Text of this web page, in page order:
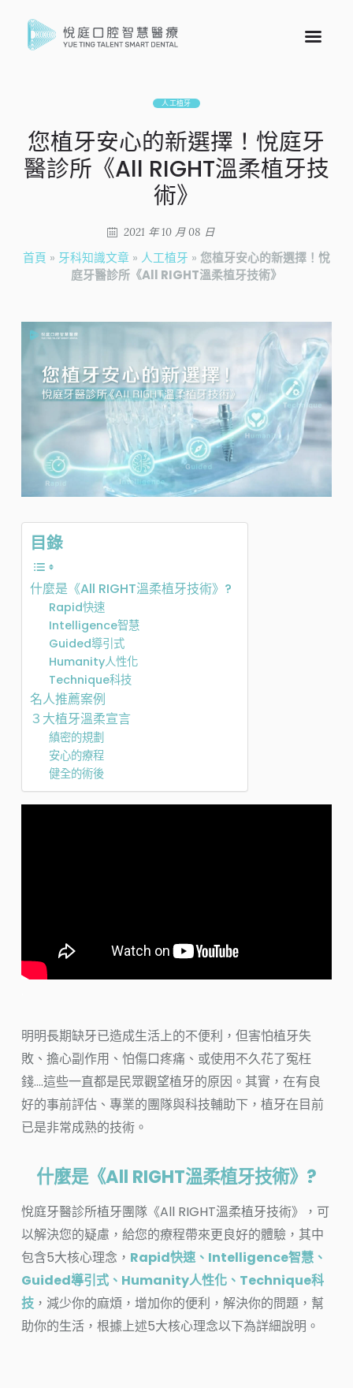
人工植牙
您植牙安心的新選擇！悅庭牙
醫診所《All RIGHT溫柔植牙技
術》
2021 年 10 月 08 日
首頁 » 牙科知識文章 » 人工植牙 » 您植牙安心的新選擇！悅
庭牙醫診所《All RIGHT溫柔植牙技術》
目錄
什麼是《All RIGHT溫柔植牙技術》?
Rapid快速
Intelligence智慧
Guided導引式
Humanity人性化
Technique科技
名人推薦案例
３大植牙溫柔宣言
縝密的規劃
安心的療程
健全的術後
明明長期缺牙已造成生活上的不便利，但害怕植牙失
敗、擔心副作用、怕傷口疼痛、或使用不久花了冤枉
錢….這些一直都是民眾觀望植牙的原因。其實，在有良
好的事前評估、專業的團隊與科技輔助下，植牙在目前
已是非常成熟的技術。
什麼是《All RIGHT溫柔植牙技術》?
悅庭牙醫診所植牙團隊《All RIGHT溫柔植牙技術》，可
以解決您的疑慮，給您的療程帶來更良好的體驗，其中
包含5大核心理念， Rapid快速、Intelligence智慧、
Guided導引式、Humanity人性化、Technique科
技，減少你的麻煩，增加你的便利，解決你的問題，幫
助你的生活，根據上述5大核心理念以下為詳細說明。